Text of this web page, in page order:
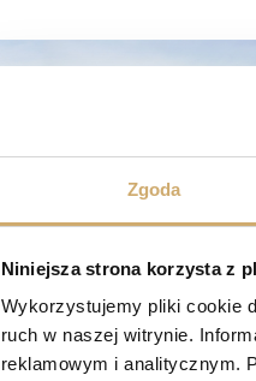
Zgoda
Niniejsza strona korzysta z
Wykorzystujemy pliki cookie
ruch w naszej witrynie.
reklamowym i analitycznym.